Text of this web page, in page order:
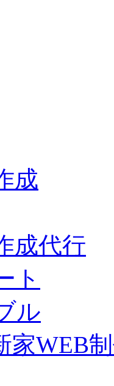
成
成代行
ト
ル
家WEB